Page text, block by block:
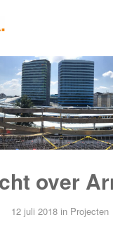
over
12 juli 2018 in Projecten